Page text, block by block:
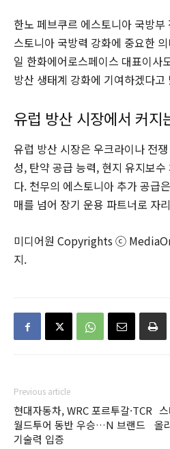
한노 페브쿠르 에스토니아 국방
스토니아 국방력 강화에 중요한
일 한화에어로스페이스 대표이사
방산 생태계 강화에 기여하겠다고
유럽 방산 시장에서 커지
유럽 방산 시장은 우크라이나 전
성, 탄약 공급 능력, 현지 유지보
다. 천무의 에스토니아 추가 공급
매를 넘어 장기 운용 파트너로 자
미디어원 Copyrights ⓒ
지.
Previous article
현대자동차, WRC 포르투갈·TCR
월드투어 동반 우승…N 브랜드
기술력 입증
올